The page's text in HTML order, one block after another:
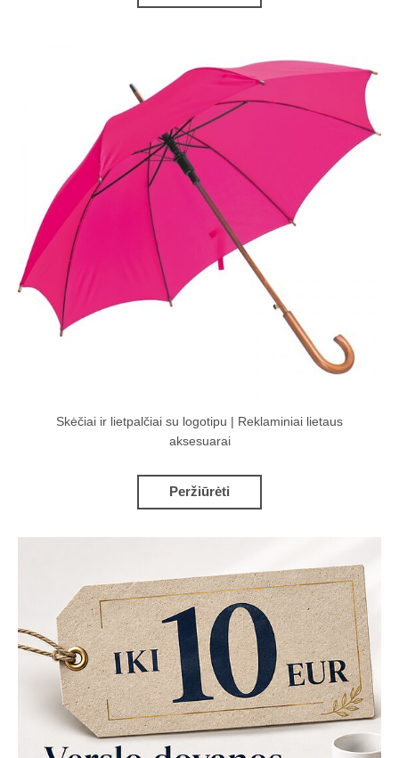
Skėčiai ir lietpalčiai su logotipu | Reklaminiai lietaus
aksesuarai
Peržiūrėti